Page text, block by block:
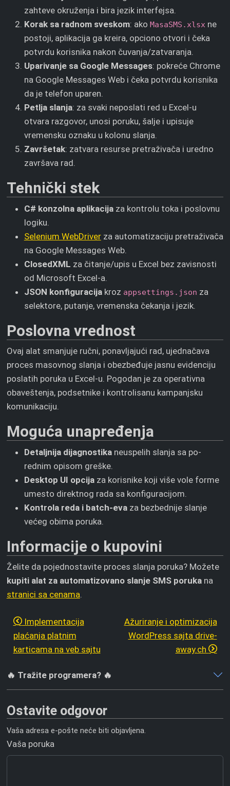
zahteve okruženja i bira jezik interfejsa.
Korak sa radnom sveskom: ako MasaSMS.xlsxne
postoji, aplikacija ga kreira, opciono otvori i čeka
potvrdu korisnika nakon čuvanja/zatvaranja.
Uparivanje sa Google Messages: pokreće Chrome
na Google Messages Web i čeka potvrdu korisnika
da je telefon uparen.
Petlja slanja: za svaki neposlati red u Excel-u
otvara razgovor, unosi poruku, šalje i upisuje
vremensku oznaku u kolonu slanja.
Završetak: zatvara resurse pretraživača i uredno
završava rad.
Tehnički stek
C# konzolna aplikacijaza kontrolu toka i poslovnu
logiku.
Selenium WebDriverza automatizaciju pretraživača
na Google Messages Web.
ClosedXML za čitanje/upis u Excel bez zavisnosti
od Microsoft Excel-a.
JSON konfiguracijakroz appsettings.json za
selektore, putanje, vremenska čekanja i jezik.
Poslovna vrednost
Ovaj alat smanjuje ručni, ponavljajući rad, ujednačava
proces masovnog slanja i obezbeđuje jasnu evidenciju
poslatih poruka u Excel-u. Pogodan je za operativna
obaveštenja, podsetnike i kontrolisanu kampanjsku
komunikaciju.
Moguća unapređenja
Detaljnija dijagnostikaneuspelih slanja sa po-
rednim opisom greške.
Desktop UI opcijaza korisnike koji više vole forme
umesto direktnog rada sa konfiguracijom.
Kontrola reda i batch-evaza bezbednije slanje
većeg obima poruka.
Informacije o kupovini
Želite da pojednostavite proces slanja poruka? Možete
kupiti alat za automatizovano slanje SMS porukana
stranici sa cenama.
Implementacija
plaćanja platnim
karticama na veb sajtu
Ažuriranje i optimizacija
WordPress sajta drive-
away.ch
🔥 Tražite programera? 🔥
Ostavite odgovor
Vaša adresa e-pošte neće biti objavljena.
Vaša poruka